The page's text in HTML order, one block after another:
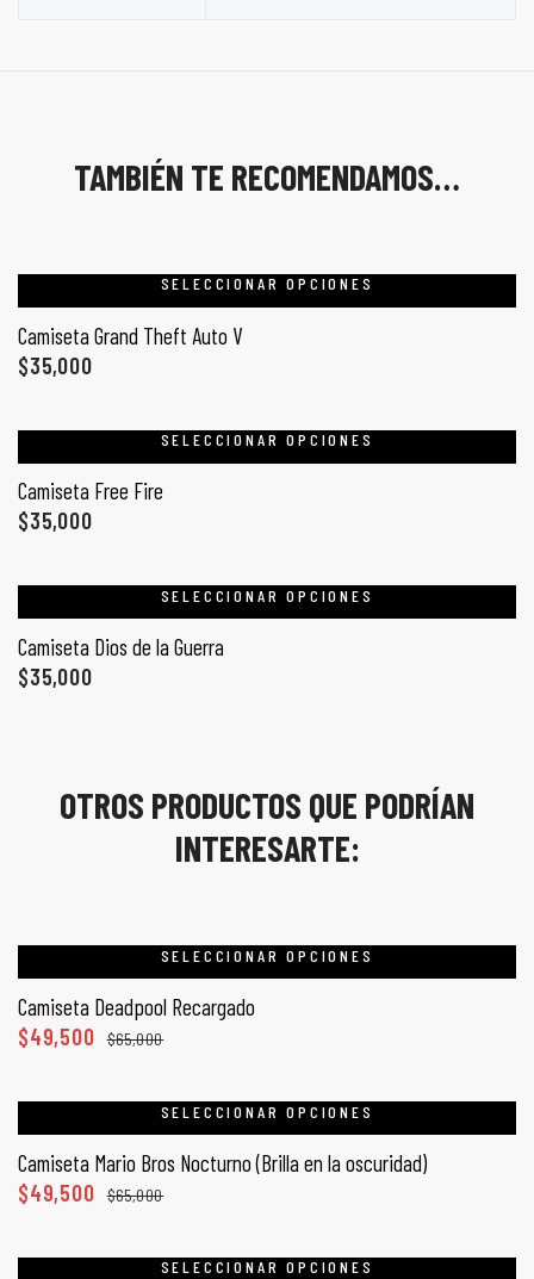
TAMBIÉN TE RECOMENDAMOS…
SELECCIONAR OPCIONES
Camiseta Grand Theft Auto V
$35,000
SELECCIONAR OPCIONES
Camiseta Free Fire
$35,000
SELECCIONAR OPCIONES
Camiseta Dios de la Guerra
$35,000
OTROS PRODUCTOS QUE PODRÍAN
INTERESARTE:
SELECCIONAR OPCIONES
Camiseta Deadpool Recargado
$65,000
$49,500
SELECCIONAR OPCIONES
Camiseta Mario Bros Nocturno (Brilla en la oscuridad)
$65,000
$49,500
SELECCIONAR OPCIONES